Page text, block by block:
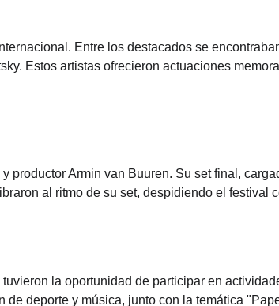
Entre los destacados se
Estos artistas ofrecieron actuaciones
productor Armin van Buuren. Su set final,
al ritmo de su set, despidiendo el festival
la oportunidad de participar en
deporte y música, junto con la temática